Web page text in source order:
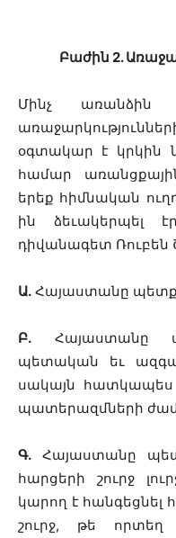
Բաժին 2.
Մինչ առանձին
օգտակար է կրկին
համար առանցքային
երեք հիմնական
ին ձեւակերպել
դիվանագետ Ռուբեն
Ա. Հայաստանը պետք
Բ. Հայաստանը
պետական եւ
սակայն հատկապես
պատերազմների
Գ. Հայաստանը
հարցերի շուրջ
կարող է հանգեցնել
շուրջ, թե